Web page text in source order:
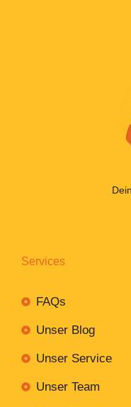
Services
FAQs
Unser Blog
Unser Service
Unser Team